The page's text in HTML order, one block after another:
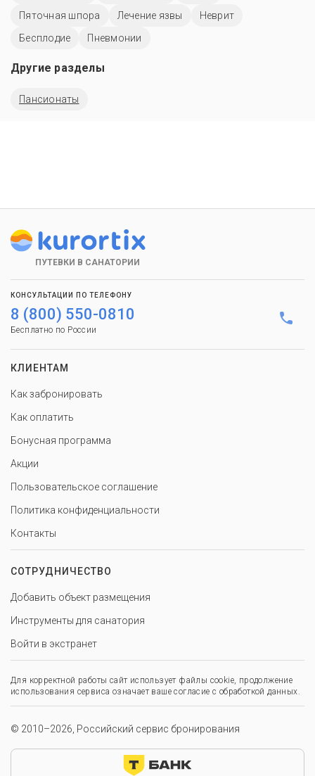
Пяточная шпора
Лечение язвы
Неврит
Бесплодие
Пневмонии
Другие разделы
Пансионаты
ПУТЕВКИ В САНАТОРИИ
КОНСУЛЬТАЦИИ ПО ТЕЛЕФОНУ
8 (800) 550-0810
Бесплатно по России
КЛИЕНТАМ
Как забронировать
Как оплатить
Бонусная программа
Акции
Пользовательское соглашение
Политика конфиденциальности
Контакты
СОТРУДНИЧЕСТВО
Добавить объект размещения
Инструменты для санатория
Войти в экстранет
Для корректной работы сайт использует файлы cookie, продолжение
использования сервиса означает ваше согласие с обработкой данных.
© 2010–2026, Российский сервис бронирования